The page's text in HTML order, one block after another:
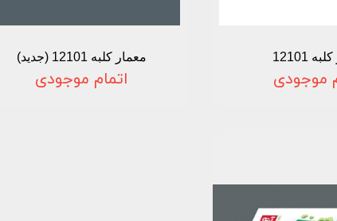
12101
موجودی
معمار کلبه 12101 (جدید)
اتمام موجودی